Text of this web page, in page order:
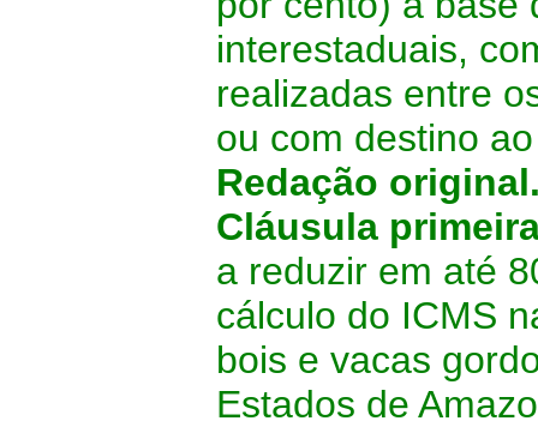
interestaduais,
realizadas entre
ou com destino
Redação
Cláusula
a reduzir em até
cálculo do ICMS
bois e vacas
Estados de